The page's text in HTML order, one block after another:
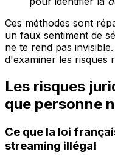
Ces méthodes sont
un faux sentiment de
ne te rend pas
d'examiner les risques
Les risques
que personne
Ce que la loi
streaming illégal